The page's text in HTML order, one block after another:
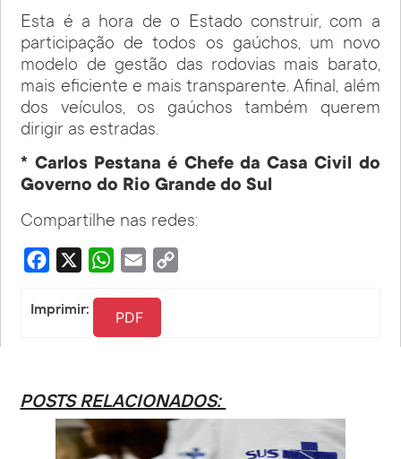
Esta é a hora de o Estado construir, com a
participação de todos os gaúchos, um novo
modelo de gestão das rodovias mais barato,
mais eficiente e mais transparente. Afinal, além
dos veículos, os gaúchos também querem
dirigir as estradas.
* Carlos Pestana é Chefe da Casa Civil do
Governo do Rio Grande do Sul
Compartilhe nas redes:
Facebook WhatsApp
Email
Imprimir: PDF
POSTS RELACIONADOS: